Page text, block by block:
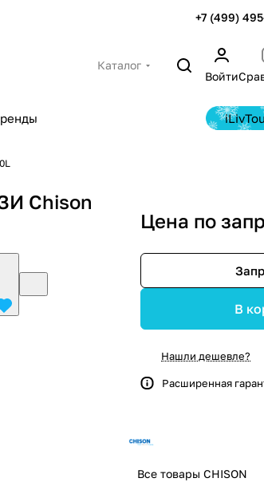
+7 (499)
Каталог
Войти
Chison
Цена по
В
Нашли дешевле?
Расширенная
Все товары CHISON